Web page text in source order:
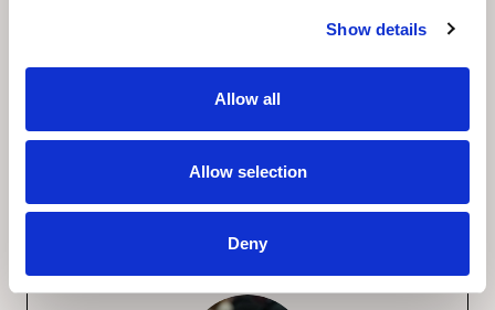
Show details
Allow all
Allow selection
Deny